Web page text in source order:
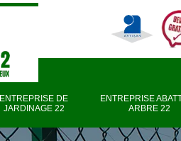
ENTREPRISE DE
JARDINAGE 22
ENTREPRISE
ARBRE 22